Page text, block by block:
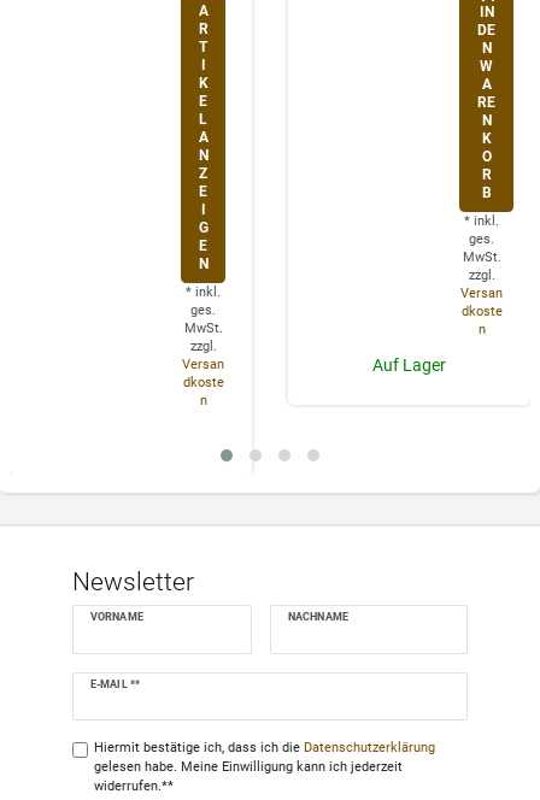
A
R
T
I
K
E
L
A
N
Z
E
I
G
E
N
* inkl.
ges.
MwSt.
zzgl.
Versan
dkoste
n
IN
DE
N
W
A
RE
N
K
O
R
B
* inkl.
ges.
MwSt.
zzgl.
Versan
dkoste
n
Auf Lager
Newsletter
VORNAME NACHNAME
E-MAIL **
Newsletter
Hiermit bestätige ich, dass ich die Daten­schutz­erklärung
gelesen habe. Meine Einwilligung kann ich jederzeit
widerrufen.**